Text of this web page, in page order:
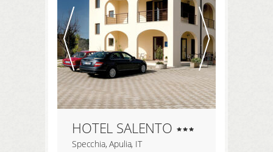
HOTEL SALENTO
Specchia, Apulia, IT